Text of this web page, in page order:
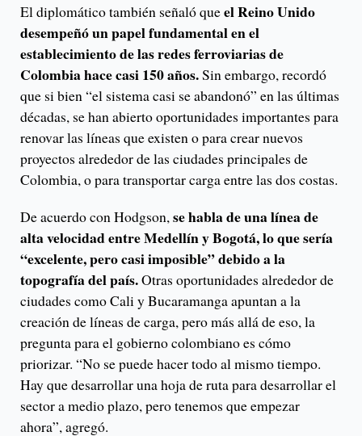
El diplomático también señaló queel Reino Unido
desempeñó un papel fundamental en el
establecimiento de las redes ferroviarias de
Colombia hace casi 150 años.Sin embargo, recordó
que si bien “el sistema casi se abandonó” en las últimas
décadas, se han abierto oportunidades importantes para
renovar las líneas que existen o para crear nuevos
proyectos alrededor de las ciudades principales de
Colombia, o para transportar carga entre las dos costas.
De acuerdo con Hodgson,se habla de una línea de
alta velocidad entre Medellín y Bogotá, lo que sería
“excelente, pero casi imposible” debido a la
topografía del país.Otras oportunidades alrededor de
ciudades como Cali y Bucaramanga apuntan a la
creación de líneas de carga, pero más allá de eso, la
pregunta para el gobierno colombiano es cómo
priorizar. “No se puede hacer todo al mismo tiempo.
Hay que desarrollar una hoja de ruta para desarrollar el
sector a medio plazo, pero tenemos que empezar
ahora”, agregó.